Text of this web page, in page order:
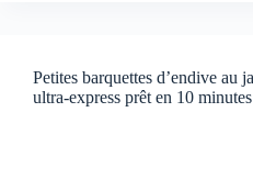
Petites barquettes d’endive au
ultra-express prêt en 10 minutes